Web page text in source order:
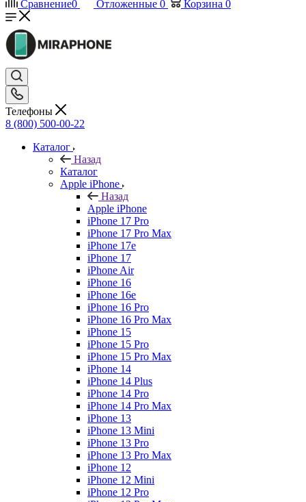
Сравнение0 Отложенные 0 Корзина 0
Телефоны
8 (800) 500-00-22
Каталог
Назад
Каталог
Apple iPhone
Назад
Apple iPhone
iPhone 17 Pro
iPhone 17 Pro Max
iPhone 17e
iPhone 17
iPhone Air
iPhone 16
iPhone 16e
iPhone 16 Pro
iPhone 16 Pro Max
iPhone 15
iPhone 15 Pro
iPhone 15 Pro Max
iPhone 14
iPhone 14 Plus
iPhone 14 Pro
iPhone 14 Pro Max
iPhone 13
iPhone 13 Mini
iPhone 13 Pro
iPhone 13 Pro Max
iPhone 12
iPhone 12 Mini
iPhone 12 Pro